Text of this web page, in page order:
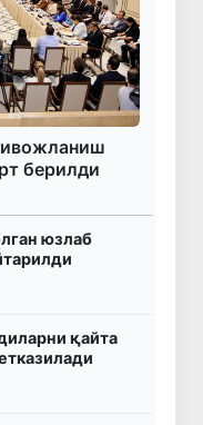
берилди
юзлаб
қайта